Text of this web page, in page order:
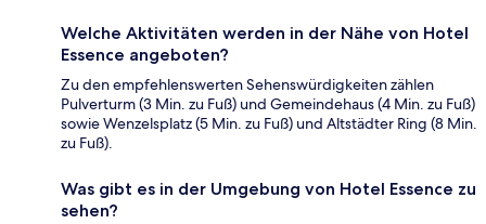
Welche Aktivitäten werden in der Nähe von Hotel
Essence angeboten?
Zu den empfehlenswerten Sehenswürdigkeiten zählen
Pulverturm (3 Min. zu Fuß) und Gemeindehaus (4 Min. zu Fuß)
sowie Wenzelsplatz (5 Min. zu Fuß) und Altstädter Ring (8 Min.
zu Fuß).
Was gibt es in der Umgebung von Hotel Essence zu
sehen?